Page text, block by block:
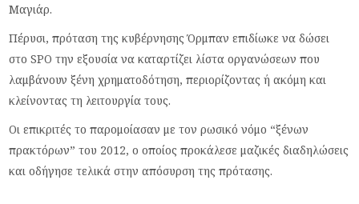
Μαγιάρ.
Πέρυσι, πρόταση της κυβέρνησης Όρμπαν επιδίωκε να δώσει
στο SPO την εξουσία να καταρτίζει λίστα οργανώσεων που
λαμβάνουν ξένη χρηματοδότηση, περιορίζοντας ή ακόμη και
κλείνοντας τη λειτουργία τους.
Οι επικριτές το παρομοίασαν με τον ρωσικό νόμο “ξένων
πρακτόρων” του 2012, ο οποίος προκάλεσε μαζικές διαδηλώσεις
και οδήγησε τελικά στην απόσυρση της πρότασης.